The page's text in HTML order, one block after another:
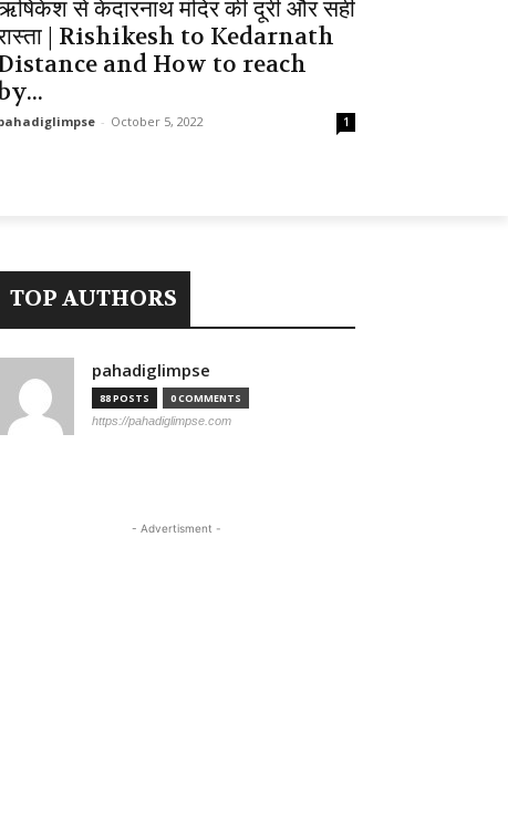
से केदारनाथ मंदिर की दूरी और सही
| Rishikesh to Kedarnath
and How to reach
- October 5, 2022 1
TOP AUTHORS
pahadiglimpse
88 POSTS 0 COMMENTS
https://pahadiglimpse.com
- Advertisment -